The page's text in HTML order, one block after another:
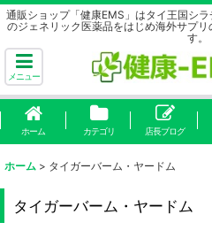
通販ショップ「健康EMS」はタイ王国シ
のジェネリック医薬品をはじめ海外サプ
す。
メニュー
ホーム カテゴリ 店長ブログ
ホーム > タイガーバーム・ヤードム
タイガーバーム・ヤードム